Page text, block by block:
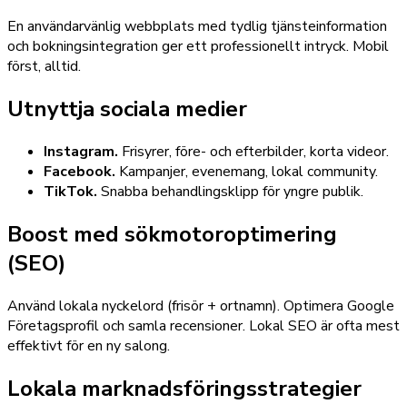
En användarvänlig webbplats med tydlig tjänsteinformation
och bokningsintegration ger ett professionellt intryck. Mobil
först, alltid.
Utnyttja sociala medier
Instagram. Frisyrer, före- och efterbilder, korta videor.
Facebook. Kampanjer, evenemang, lokal community.
TikTok. Snabba behandlingsklipp för yngre publik.
Boost med sökmotoroptimering
(SEO)
Använd lokala nyckelord (frisör + ortnamn). Optimera Google
Företagsprofil och samla recensioner. Lokal SEO är ofta mest
effektivt för en ny salong.
Lokala marknadsföringsstrategier